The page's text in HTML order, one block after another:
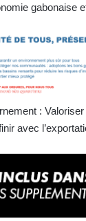
gabonaise
:
avec